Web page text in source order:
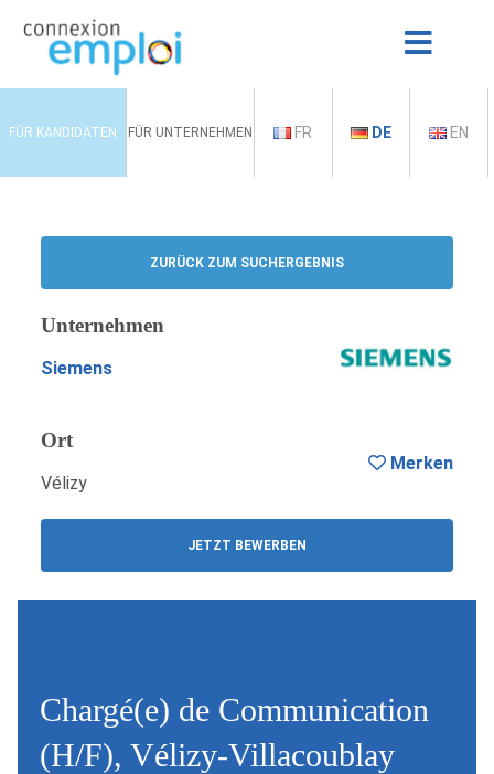
FÜR KANDIDATEN FÜR UNTERNEHMEN FR DE EN
ZURÜCK ZUM SUCHERGEBNIS
Unternehmen
Siemens
Ort
Vélizy
JETZT BEWERBEN
Merken
Chargé(e) de Communication
(H/F), Vélizy-Villacoublay